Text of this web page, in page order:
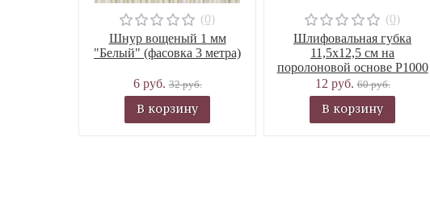
(0)
Шнур вощеный 1 мм
"Белый" (фасовка 3 метра)
6 руб.32 руб.
В корзину
(0)
Шлифовальная губка
11,5х12,5 см на
поролоновой основе P1000
12 руб.60 руб.
В корзину